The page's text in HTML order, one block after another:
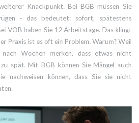
Knackpunkt. Bei BGB müssen Sie
rügen - das bedeutet: sofort, spätestens
VOB haben Sie 12 Arbeitstage. Das klingt
Praxis ist es oft ein Problem. Warum? Weil
Wochen merken, dass etwas nicht
spät. Mit BGB können Sie Mängel auch
nachweisen können, dass Sie sie nicht